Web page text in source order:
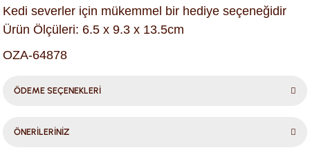
Kedi severler için mükemmel bir hediye seçeneğidir
Ürün Ölçüleri: 6.5 x 9.3 x 13.5cm
OZA-64878
ÖDEME SEÇENEKLERİ
ÖNERİLERİNİZ